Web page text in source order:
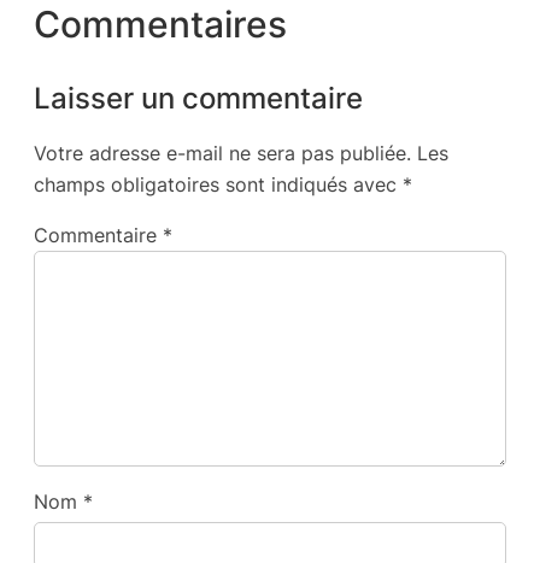
Commentaires
Laisser un commentaire
Votre adresse e-mail ne sera pas publiée. Les
champs obligatoires sont indiqués avec *
Commentaire *
Nom *